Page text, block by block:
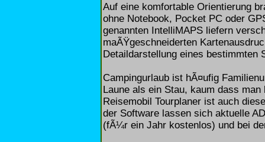
Auf eine komfortable Orientierung
ohne Notebook, Pocket PC oder
genannten IntelliMAPS liefern
maÃŸgeschneiderten
Detaildarstellung eines bestimmten
Campingurlaub ist hÃ¤ufig
Laune als ein Stau, kaum dass
Reisemobil Tourplaner ist auch
der Software lassen sich aktuelle
(fÃ¼r ein Jahr kostenlos) und bei